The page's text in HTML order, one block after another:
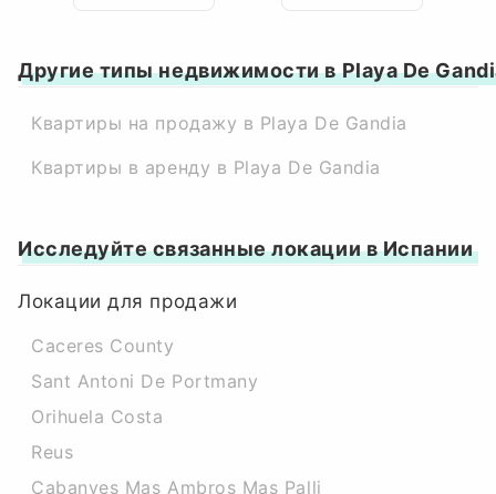
Другие типы недвижимости в Playa De
Квартиры на продажу в Playa De Gandia
Квартиры в аренду в Playa De Gandia
Исследуйте связанные локации в Испании
Локации для продажи
Caceres County
Sant Antoni De Portmany
Orihuela Costa
Reus
Cabanyes Mas Ambros Mas Palli